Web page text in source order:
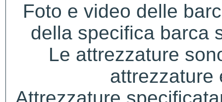
Foto e video delle
della specifica barca
Le attrezzature
attrezzature